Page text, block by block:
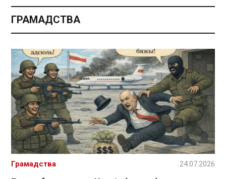
ГРАМАДСТВА
Грамадства 24.07.2026